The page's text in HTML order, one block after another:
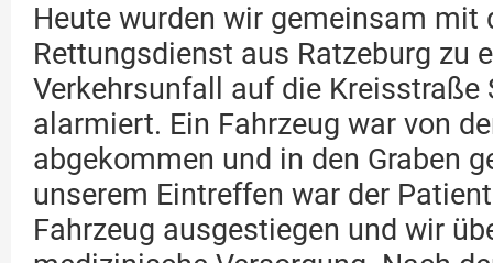
Heute wurden wir gemeinsam mit
Rettungsdienst aus Ratzeburg zu
Verkehrsunfall auf die Kreisstraße
alarmiert. Ein Fahrzeug war von
abgekommen und in den Graben
unserem Eintreffen war der
Fahrzeug ausgestiegen und wir